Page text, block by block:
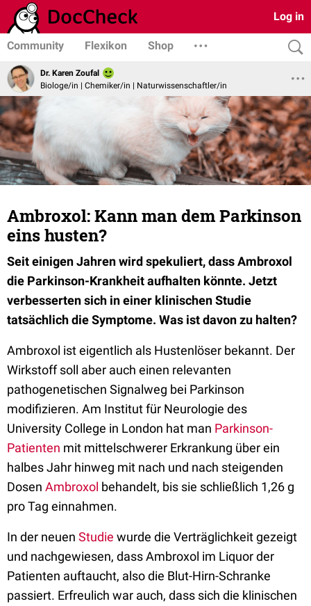
Log in
Community Flexikon Shop
Dr. Karen Zoufal
Biologe/in | Chemiker/in | Naturwissenschaftler/in
Ambroxol: Kann man dem Parkinson
eins husten?
Seit einigen Jahren wird spekuliert, dass Ambroxol
die Parkinson-Krankheit aufhalten könnte. Jetzt
verbesserten sich in einer klinischen Studie
tatsächlich die Symptome. Was ist davon zu halten?
Ambroxol ist eigentlich als Hustenlöser bekannt. Der
Wirkstoff soll aber auch einen relevanten
pathogenetischen Signalweg bei Parkinson
modifizieren. Am Institut für Neurologie des
University College in London hat man Parkinson-
Patienten mit mittelschwerer Erkrankung über ein
halbes Jahr hinweg mit nach und nach steigenden
Dosen Ambroxol behandelt, bis sie schließlich 1,26 g
pro Tag einnahmen.
In der neuen Studie wurde die Verträglichkeit gezeigt
und nachgewiesen, dass Ambroxol im Liquor der
Patienten auftaucht, also die Blut-Hirn-Schranke
passiert. Erfreulich war auch, dass sich die klinischen